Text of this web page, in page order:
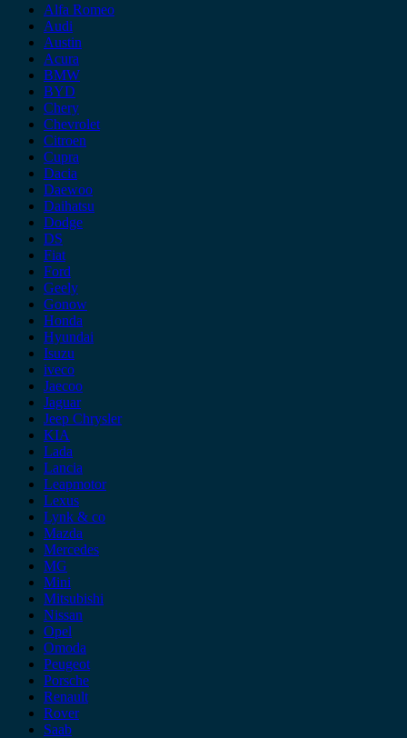
Alfa Romeo
Audi
Austin
Acura
BMW
BYD
Chery
Chevrolet
Citroen
Cupra
Dacia
Daewoo
Daihatsu
Dodge
DS
Fiat
Ford
Geely
Gonow
Honda
Hyundai
Isuzu
iveco
Jaecoo
Jaguar
Jeep Chrysler
KIA
Lada
Lancia
Leapmotor
Lexus
Lynk & co
Mazda
Mercedes
MG
Mini
Mitsubishi
Nissan
Opel
Omoda
Peugeot
Porsche
Renault
Rover
Saab